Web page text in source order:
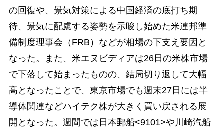
の回復や、景気対策による中国経済の底打ち期
待、景気に配慮する姿勢を示唆し始めた米連邦準
備制度理事会（FRB）などが相場の下支え要因と
なった。また、米エヌビディアは26日の米株市場
で下落して始まったものの、結局切り返して大幅
高となったことで、東京市場でも週末27日には半
導体関連などハイテク株が大きく買い戻される展
開となった。週間では日本郵船<9101>や川崎汽船